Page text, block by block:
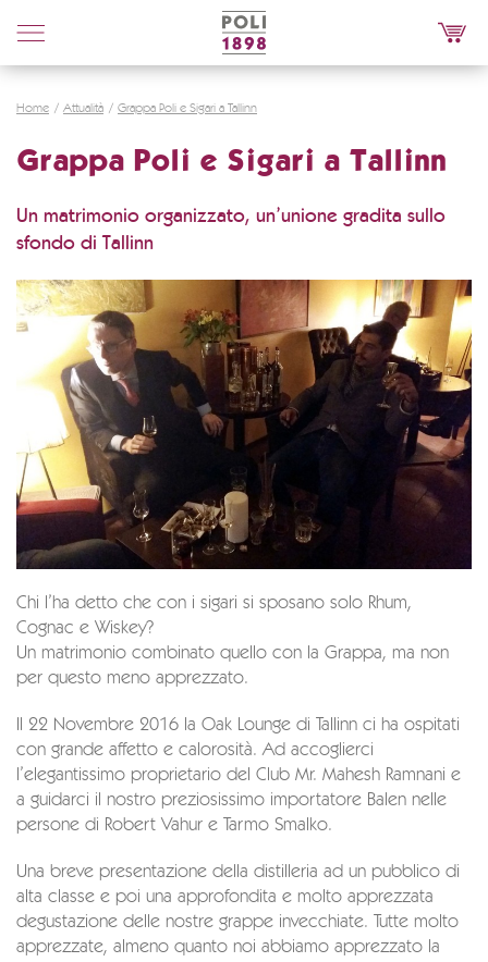
Poli
Distillerie
Home Attualità Grappa Poli e Sigari a Tallinn
Grappa Poli e Sigari a Tallinn
Un matrimonio organizzato, un’unione gradita sullo
sfondo di Tallinn
Chi l’ha detto che con i sigari si sposano solo Rhum,
Cognac e Wiskey?
Un matrimonio combinato quello con la Grappa, ma non
per questo meno apprezzato.
Il 22 Novembre 2016 la Oak Lounge di Tallinn ci ha ospitati
con grande affetto e calorosità. Ad accoglierci
l’elegantissimo proprietario del Club Mr. Mahesh Ramnani e
a guidarci il nostro preziosissimo importatore Balen nelle
persone di Robert Vahur e Tarmo Smalko.
Una breve presentazione della distilleria ad un pubblico di
alta classe e poi una approfondita e molto apprezzata
degustazione delle nostre grappe invecchiate. Tutte molto
apprezzate, almeno quanto noi abbiamo apprezzato la